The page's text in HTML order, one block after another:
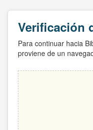
Verificación
Para continuar hacia
proviene de un